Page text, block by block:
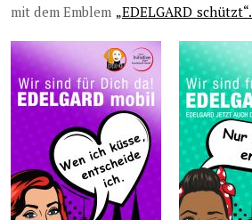
mit dem Emblem „EDELGARD schützt“.